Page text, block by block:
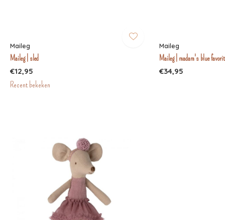
Maileg
Maileg | sled
€12,95
Maileg
Maileg | madam's blue
€34,95
Recent bekeken